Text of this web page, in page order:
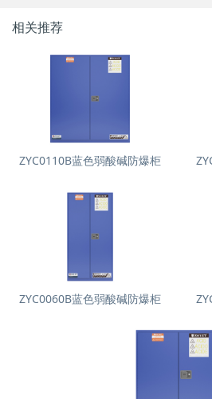
相关推荐
ZYC0110B蓝色弱酸碱防爆柜
ZYC0060B蓝色弱酸碱防爆柜